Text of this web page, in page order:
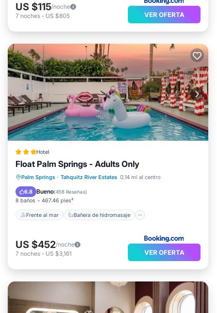
US $115/noche
7 noches - US $805 VER OFERTA
Hotel
Float Palm Springs - Adults Only
Palm Springs · Tahquitz River Estates 0.14 mi al centro
6.8 Bueno(458 Reseñas)
8 baños 467.46 pies²
Frente al mar Bañera de hidromasaje
Frente al mar
Bañera de hidromasaje
Aparcamiento
US $452/noche
7 noches - US $3,161 VER OFERTA